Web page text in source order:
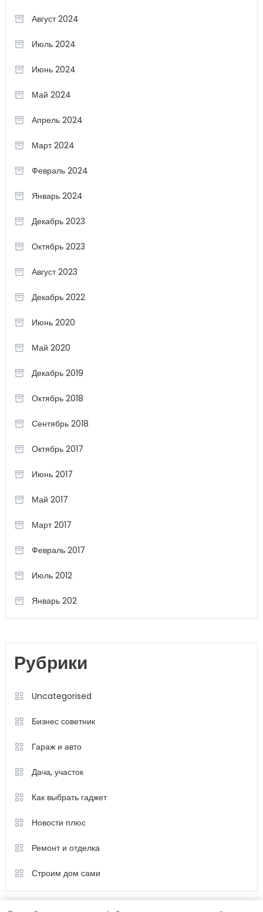
Август 2024
Июль 2024
Июнь 2024
Май 2024
Апрель 2024
Март 2024
Февраль 2024
Январь 2024
Декабрь 2023
Октябрь 2023
Август 2023
Декабрь 2022
Июнь 2020
Май 2020
Декабрь 2019
Октябрь 2018
Сентябрь 2018
Октябрь 2017
Июнь 2017
Май 2017
Март 2017
Февраль 2017
Июль 2012
Январь 202
Рубрики
Uncategorised
Бизнес советник
Гараж и авто
Дача, участок
Как выбрать гаджет
Новости плюс
Ремонт и отделка
Строим дом сами